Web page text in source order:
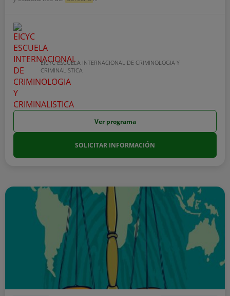
EICYC ESCUELA INTERNACIONAL DE CRIMINOLOGIA Y
CRIMINALISTICA
Ver programa
SOLICITAR INFORMACIÓN